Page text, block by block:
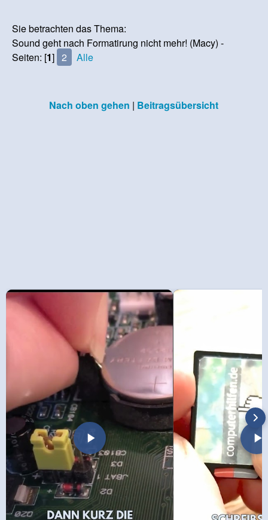
Sie betrachten das Thema:
Sound geht nach Formatirung nicht mehr! (Macy) -
Seiten: [1] 2 Alle
Nach oben gehen | Beitragsübersicht